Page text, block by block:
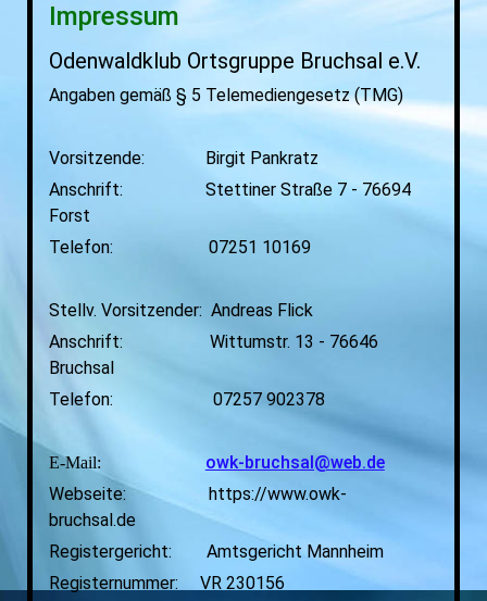
Impressum
Odenwaldklub Ortsgruppe Bruchsal e.V.
Angaben gemäß § 5 Telemediengesetz (TMG)
Vorsitzende:
Birgit Pankratz
Anschrift: Stettiner Straße 7 - 76694
Forst
Telefon: 07251 10169
Stellv. Vorsitzender: Andreas Flick
Anschrift: Wittumstr. 13 - 76646
Bruchsal
Telefon: 07257 902378
E-Mail: owk-bruchsal@web.de
Webseite: https://www.owk-
bruchsal.de
Registergericht: Amtsgericht Mannheim
Registernummer:
VR 230156